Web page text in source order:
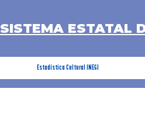
SISTEMA ESTATAL
Estadística Cultural INEGI